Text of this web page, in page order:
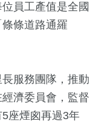
員工產值是全國
條道路通羅
服務團隊，推動
濟委員會，監督
座煙囪再過3年